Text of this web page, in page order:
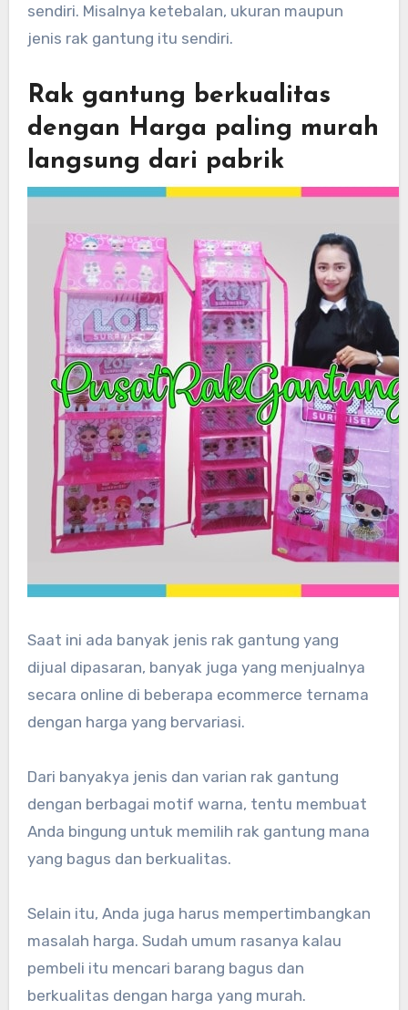
sendiri. Misalnya ketebalan, ukuran maupun
jenis rak gantung itu sendiri.
Rak gantung berkualitas
dengan Harga paling murah
langsung dari pabrik
Saat ini ada banyak jenis rak gantung yang
dijual dipasaran, banyak juga yang menjualnya
secara online di beberapa ecommerce ternama
dengan harga yang bervariasi.
Dari banyakya jenis dan varian rak gantung
dengan berbagai motif warna, tentu membuat
Anda bingung untuk memilih rak gantung mana
yang bagus dan berkualitas.
Selain itu, Anda juga harus mempertimbangkan
masalah harga. Sudah umum rasanya kalau
pembeli itu mencari barang bagus dan
berkualitas dengan harga yang murah.